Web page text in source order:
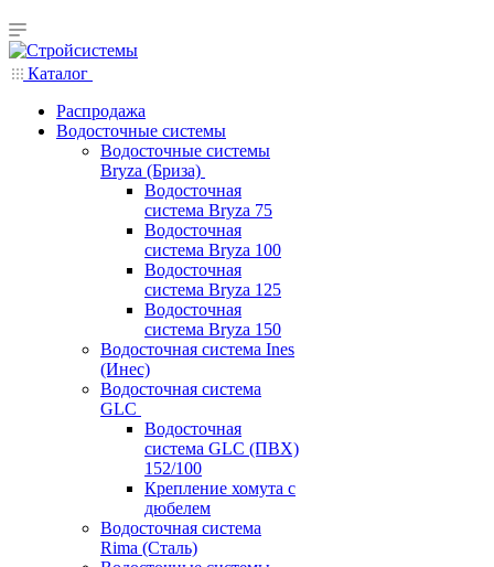
Каталог
Распродажа
Водосточные системы
Водосточные системы
Bryza (Бриза)
Водосточная
система Bryza 75
Водосточная
система Bryza 100
Водосточная
система Bryza 125
Водосточная
система Bryza 150
Водосточная система Ines
(Инес)
Водосточная система
GLC
Водосточная
система GLC (ПВХ)
152/100
Крепление хомута с
дюбелем
Водосточная система
Rima (Сталь)